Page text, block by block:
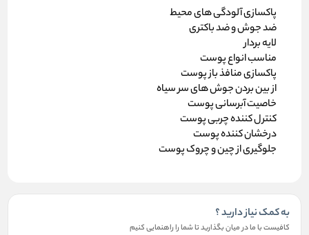
پاکسازی آلودگی های محیط
ضد جوش و ضد باکتری
لایه بردار
مناسب انواع پوست
پاکسازی منافذ باز پوست
از بین بردن جوش های سر سیاه
خاصیت آبرسانی پوست
کنترل کننده چربی پوست
درخشان کننده پوست
جلوگیری از چین و چروک پوست
به کمک نیاز دارید ؟
کافیست با ما در میان بگذارید تا شما را راهنمایی کنیم